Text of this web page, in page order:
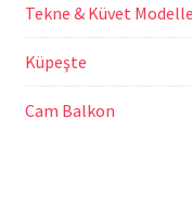
Tekne & Küvet
Küpeşte
Cam Balkon